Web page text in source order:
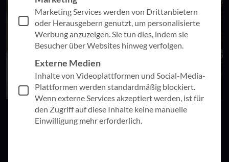
Künstliche Intelligenz
20. Juli 2026
Marketing Services werden von Drittanbietern
oder Herausgebern genutzt, um personalisierte
Werbung anzuzeigen. Sie tun dies, indem sie
Besucher über Websites hinweg verfolgen.
Externe Medien
Inhalte von Videoplattformen und Social-Media-
Plattformen werden standardmäßig blockiert.
Wenn externe Services akzeptiert werden, ist für
den Zugriff auf diese Inhalte keine manuelle
Einwilligung mehr erforderlich.